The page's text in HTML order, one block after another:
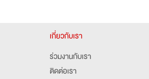
เกี่ยวกับเรา
ร่วมงานกับเรา
ติดต่อเรา